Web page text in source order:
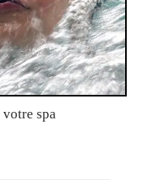
spa